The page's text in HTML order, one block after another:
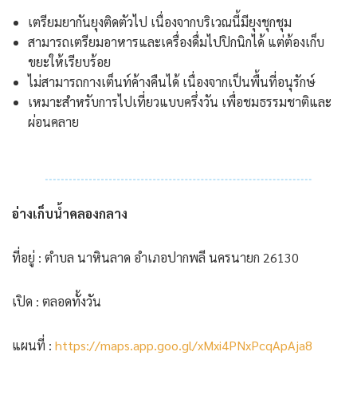
เตรียมยากันยุงติดตัวไป เนื่องจากบริเวณนี้มียุงชุกชุม
สามารถเตรียมอาหารและเครื่องดื่มไปปิกนิกได้ แต่ต้องเก็บ
ขยะให้เรียบร้อย
ไม่สามารถกางเต็นท์ค้างคืนได้ เนื่องจากเป็นพื้นที่อนุรักษ์
เหมาะสำหรับการไปเที่ยวแบบครึ่งวัน เพื่อชมธรรมชาติและ
ผ่อนคลาย
อ่างเก็บน้ำคลองกลาง
ที่อยู่ : ตำบล นาหินลาด อำเภอปากพลี นครนายก 26130
เปิด : ตลอดทั้งวัน
แผนที่ : https://maps.app.goo.gl/xMxi4PNxPcqApAja8